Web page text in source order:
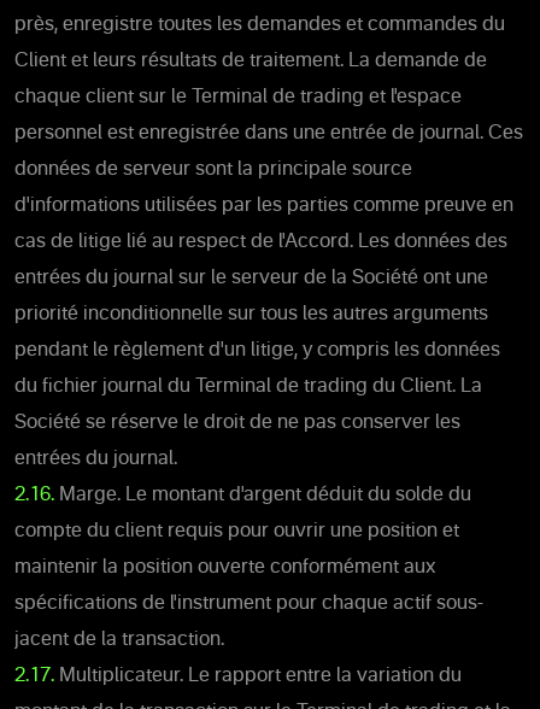
près, enregistre toutes les demandes et commandes du
Client et leurs résultats de traitement. La demande de
chaque client sur le Terminal de trading et l'espace
personnel est enregistrée dans une entrée de journal. Ces
données de serveur sont la principale source
d'informations utilisées par les parties comme preuve en
cas de litige lié au respect de l'Accord. Les données des
entrées du journal sur le serveur de la Société ont une
priorité inconditionnelle sur tous les autres arguments
pendant le règlement d'un litige, y compris les données
du fichier journal du Terminal de trading du Client. La
Société se réserve le droit de ne pas conserver les
entrées du journal.
2.16. Marge. Le montant d'argent déduit du solde du
compte du client requis pour ouvrir une position et
maintenir la position ouverte conformément aux
spécifications de l'instrument pour chaque actif sous-
jacent de la transaction.
2.17. Multiplicateur. Le rapport entre la variation du